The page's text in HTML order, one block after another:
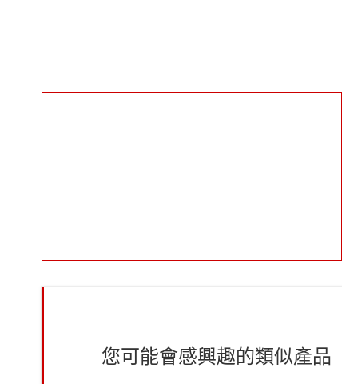
您可能會感興趣的類似產品